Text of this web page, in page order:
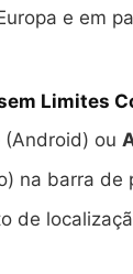
e em
Limites
(Android) ou
na barra de
de